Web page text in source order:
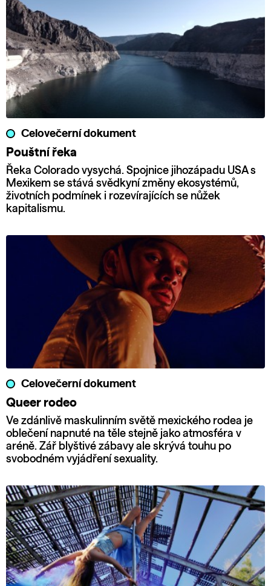
Celovečerní dokument
Pouštní řeka
Řeka Colorado vysychá. Spojnice jihozápadu USA s
Mexikem se stává svědkyní změny ekosystémů,
životních podmínek i rozevírajících se nůžek
kapitalismu.
Celovečerní dokument
Queer rodeo
Ve zdánlivě maskulinním světě mexického rodea je
oblečení napnuté na těle stejně jako atmosféra v
aréně. Zář blyštivé zábavy ale skrývá touhu po
svobodném vyjádření sexuality.